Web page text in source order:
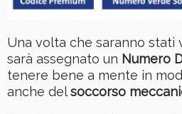
Una volta che saranno stati
sarà assegnato un Numero
tenere bene a mente in
anche delsoccorso